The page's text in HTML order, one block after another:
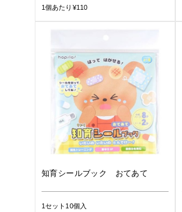
1個あたり¥110
知育シールブック おてあて
1セット10個入